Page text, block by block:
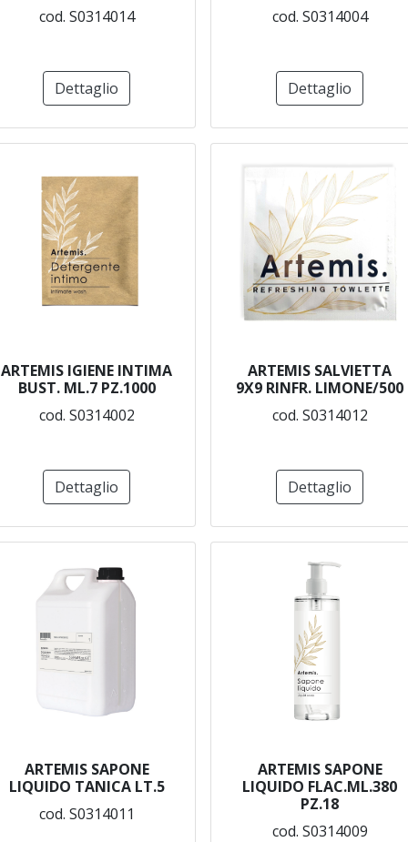
cod. S0314014
Dettaglio
cod. S0314004
Dettaglio
ARTEMIS IGIENE INTIMA
BUST. ML.7 PZ.1000
cod. S0314002
Dettaglio
ARTEMIS SALVIETTA
9X9 RINFR. LIMONE/500
cod. S0314012
Dettaglio
ARTEMIS SAPONE
LIQUIDO TANICA LT.5
cod. S0314011
ARTEMIS SAPONE
LIQUIDO FLAC.ML.380
PZ.18
cod. S0314009